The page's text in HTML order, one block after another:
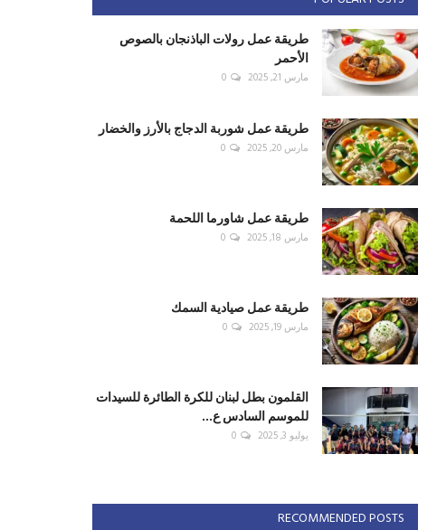
طريقة عمل رولات الباذنجان بالصوص
الأحمر
مارس 21, 2025 0
طريقة عمل شوربة الدجاج بالأرز والخضار
مارس 20, 2025 0
طريقة عمل شاورما اللحمة
مارس 18, 2025 0
طريقة عمل صيادية السمك
مارس 19, 2025 0
القلمون بطل لبنان للكرة الطائرة للسيدات
للموسم السادس ع...
يوليو 3, 2025 0
RECOMMENDED POSTS